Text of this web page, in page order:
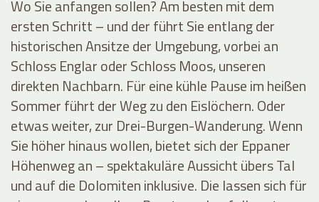
Wo Sie anfangen sollen? Am besten mit dem
ersten Schritt – und der führt Sie entlang der
historischen Ansitze der Umgebung, vorbei an
Schloss Englar oder Schloss Moos, unseren
direkten Nachbarn. Für eine kühle Pause im heißen
Sommer führt der Weg zu den Eislöchern. Oder
etwas weiter, zur Drei-Burgen-Wanderung. Wenn
Sie höher hinaus wollen, bietet sich der Eppaner
Höhenweg an – spektakuläre Aussicht übers Tal
und auf die Dolomiten inklusive. Die lassen sich für